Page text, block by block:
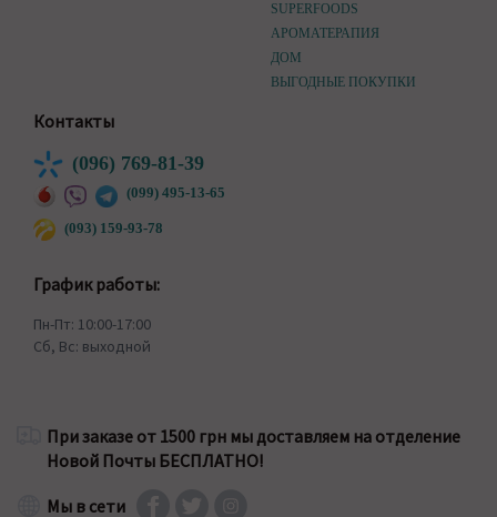
SUPERFOODS
АРОМАТЕРАПИЯ
ДОМ
ВЫГОДНЫЕ ПОКУПКИ
Контакты
(096) 769-81-39
(099) 495-13-65
(093) 159-93-78
График работы:
Пн-Пт: 10:00-17:00
Сб, Вс: выходной
При заказе от 1500 грн мы доставляем на отделение
Новой Почты БЕСПЛАТНО!
Мы в сети